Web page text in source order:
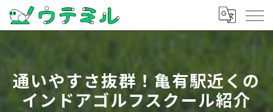
通いやすさ抜群！亀有駅近くの
インドアゴルフスクール紹介